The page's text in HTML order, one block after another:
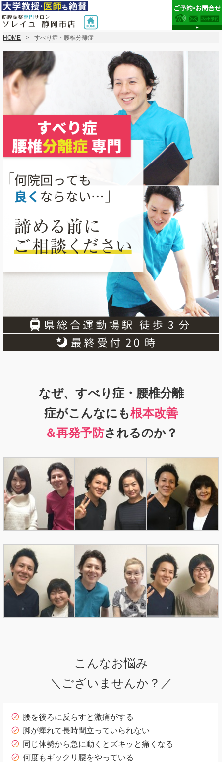
HOME すべり症・腰椎分離症
なぜ、すべり症・腰椎分離
症がこんなにも根本改善
＆再発予防されるのか？
こんなお悩み
＼ございませんか？／
腰を後ろに反らすと激痛がする
脚が痺れて長時間立っていられない
同じ体勢から急に動くとズキッと痛くなる
何度もギックリ腰をやっている